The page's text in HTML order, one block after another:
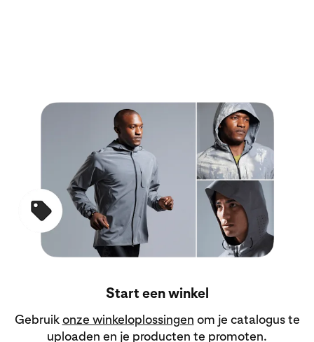
Start een winkel
Gebruikonze winkeloplossingen om je catalogus te
uploaden en je producten te promoten.